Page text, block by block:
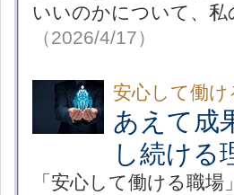
いいのかについて、
（2026/4/17）
安心して働け
あえて成
し続ける
「安心して働ける職